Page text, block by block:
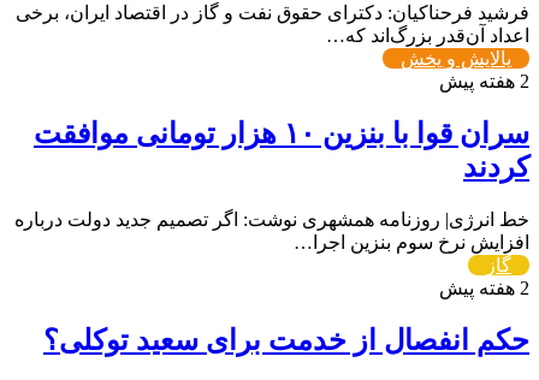
فرشید فرحناکیان: دکترای حقوق نفت و گاز در اقتصاد ایران، برخی
اعداد آن‌قدر بزرگ‌اند که…
پالایش و پخش
2 هفته پیش
سران قوا با بنزین ۱۰ هزار تومانی موافقت
کردند
خط انرژی| روزنامه همشهری نوشت: اگر تصمیم جدید دولت درباره
افزایش نرخ سوم بنزین اجرا…
گاز
2 هفته پیش
حکم انفصال از خدمت برای سعید توکلی؟